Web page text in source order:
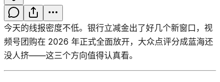
今天的线报密度不低。银行立减金出了好几个新窗口，视
频号团购在 2026 年正式全面放开，大众点评分成蓝海还
没人挤——这三个方向值得认真看。